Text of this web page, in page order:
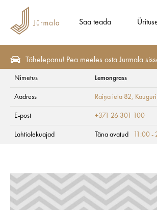
Saa teada
Tähelepanu! Pea meeles osta Jurmala
Lemongrass
Nimetus Lemongrass
Aadress Raiņa iela 82, Kauguri
E-post +371 26 301 100
Lahtiolekuajad Täna avatud 11:00